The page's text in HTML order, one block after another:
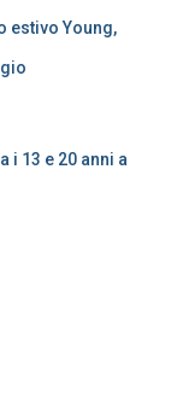
estivo Young,
i 13 e 20 anni a